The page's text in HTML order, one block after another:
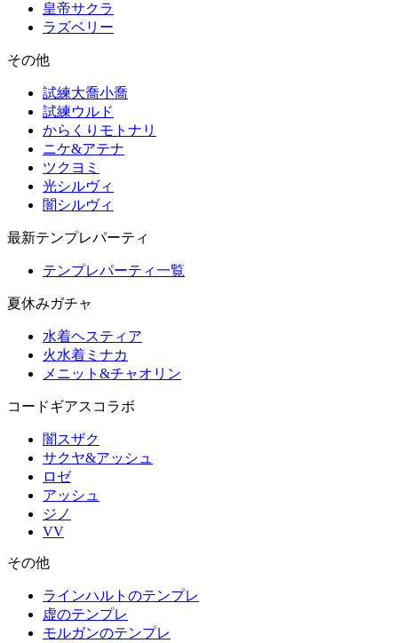
皇帝サクラ
ラズベリー
その他
試練大喬小喬
試練ウルド
からくりモトナリ
ニケ&アテナ
ツクヨミ
光シルヴィ
闇シルヴィ
最新テンプレパーティ
テンプレパーティ一覧
夏休みガチャ
水着ヘスティア
火水着ミナカ
メニット&チャオリン
コードギアスコラボ
闇スザク
サクヤ&アッシュ
ロゼ
アッシュ
ジノ
VV
その他
ラインハルトのテンプレ
虚のテンプレ
モルガンのテンプレ